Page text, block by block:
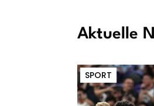
Aktuelle
SPORT